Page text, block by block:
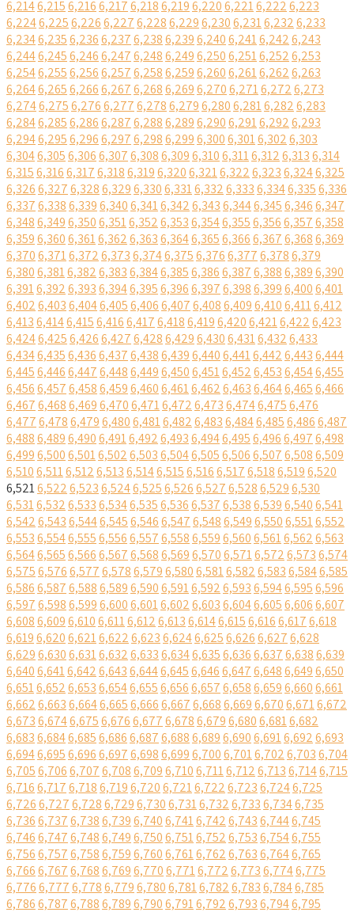
6,2146,2156,2166,2176,2186,2196,2206,2216,2226,223
6,2246,2256,2266,2276,2286,2296,2306,2316,2326,233
6,2346,2356,2366,2376,2386,2396,2406,2416,2426,243
6,2446,2456,2466,2476,2486,2496,2506,2516,2526,253
6,2546,2556,2566,2576,2586,2596,2606,2616,2626,263
6,2646,2656,2666,2676,2686,2696,2706,2716,2726,273
6,2746,2756,2766,2776,2786,2796,2806,2816,2826,283
6,2846,2856,2866,2876,2886,2896,2906,2916,2926,293
6,2946,2956,2966,2976,2986,2996,3006,3016,3026,303
6,3046,3056,3066,3076,3086,3096,3106,3116,3126,3136,314
6,3156,3166,3176,3186,3196,3206,3216,3226,3236,3246,325
6,3266,3276,3286,3296,3306,3316,3326,3336,3346,3356,336
6,3376,3386,3396,3406,3416,3426,3436,3446,3456,3466,347
6,3486,3496,3506,3516,3526,3536,3546,3556,3566,3576,358
6,3596,3606,3616,3626,3636,3646,3656,3666,3676,3686,369
6,3706,3716,3726,3736,3746,3756,3766,3776,3786,379
6,3806,3816,3826,3836,3846,3856,3866,3876,3886,3896,390
6,3916,3926,3936,3946,3956,3966,3976,3986,3996,4006,401
6,4026,4036,4046,4056,4066,4076,4086,4096,4106,4116,412
6,4136,4146,4156,4166,4176,4186,4196,4206,4216,4226,423
6,4246,4256,4266,4276,4286,4296,4306,4316,4326,433
6,4346,4356,4366,4376,4386,4396,4406,4416,4426,4436,444
6,4456,4466,4476,4486,4496,4506,4516,4526,4536,4546,455
6,4566,4576,4586,4596,4606,4616,4626,4636,4646,4656,466
6,4676,4686,4696,4706,4716,4726,4736,4746,4756,476
6,4776,4786,4796,4806,4816,4826,4836,4846,4856,4866,487
6,4886,4896,4906,4916,4926,4936,4946,4956,4966,4976,498
6,4996,5006,5016,5026,5036,5046,5056,5066,5076,5086,509
6,5106,5116,5126,5136,5146,5156,5166,5176,5186,5196,520
6,5216,5226,5236,5246,5256,5266,5276,5286,5296,530
6,5316,5326,5336,5346,5356,5366,5376,5386,5396,5406,541
6,5426,5436,5446,5456,5466,5476,5486,5496,5506,5516,552
6,5536,5546,5556,5566,5576,5586,5596,5606,5616,5626,563
6,5646,5656,5666,5676,5686,5696,5706,5716,5726,5736,574
6,5756,5766,5776,5786,5796,5806,5816,5826,5836,5846,585
6,5866,5876,5886,5896,5906,5916,5926,5936,5946,5956,596
6,5976,5986,5996,6006,6016,6026,6036,6046,6056,6066,607
6,6086,6096,6106,6116,6126,6136,6146,6156,6166,6176,618
6,6196,6206,6216,6226,6236,6246,6256,6266,6276,628
6,6296,6306,6316,6326,6336,6346,6356,6366,6376,6386,639
6,6406,6416,6426,6436,6446,6456,6466,6476,6486,6496,650
6,6516,6526,6536,6546,6556,6566,6576,6586,6596,6606,661
6,6626,6636,6646,6656,6666,6676,6686,6696,6706,6716,672
6,6736,6746,6756,6766,6776,6786,6796,6806,6816,682
6,6836,6846,6856,6866,6876,6886,6896,6906,6916,6926,693
6,6946,6956,6966,6976,6986,6996,7006,7016,7026,7036,704
6,7056,7066,7076,7086,7096,7106,7116,7126,7136,7146,715
6,7166,7176,7186,7196,7206,7216,7226,7236,7246,725
6,7266,7276,7286,7296,7306,7316,7326,7336,7346,735
6,7366,7376,7386,7396,7406,7416,7426,7436,7446,745
6,7466,7476,7486,7496,7506,7516,7526,7536,7546,755
6,7566,7576,7586,7596,7606,7616,7626,7636,7646,765
6,7666,7676,7686,7696,7706,7716,7726,7736,7746,775
6,7766,7776,7786,7796,7806,7816,7826,7836,7846,785
6,7866,7876,7886,7896,7906,7916,7926,7936,7946,795